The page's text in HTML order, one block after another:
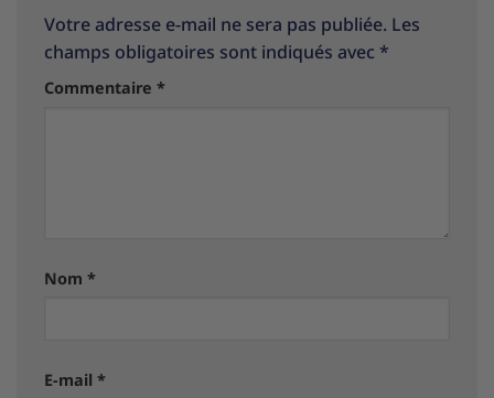
Votre adresse e-mail ne sera pas publiée. Les
champs obligatoires sont indiqués avec *
Commentaire *
Nom *
E-mail *